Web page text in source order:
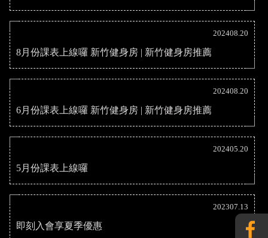
202408.20
8月份課表上線囉 新竹健身房 | 新竹健身房推薦
202408.20
6月份課表上線囉 新竹健身房 | 新竹健身房推薦
202405.20
5月份課表上線囉
202307.13
即刻入會享夏季優惠